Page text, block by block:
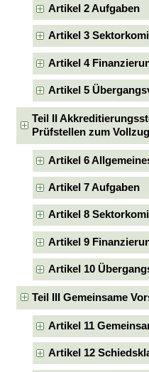
Artikel 2 Aufgaben
Artikel 3
Artikel 4
Artikel 5
Teil II
Prüfstellen zum
Artikel 6
Artikel 7 Aufgaben
Artikel 8
Artikel 9
Artikel 10
Teil III Gemeinsame
Artikel 11
Artikel 12